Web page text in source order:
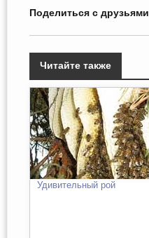
Поделиться с друзьями
Читайте также
Удивительный рой